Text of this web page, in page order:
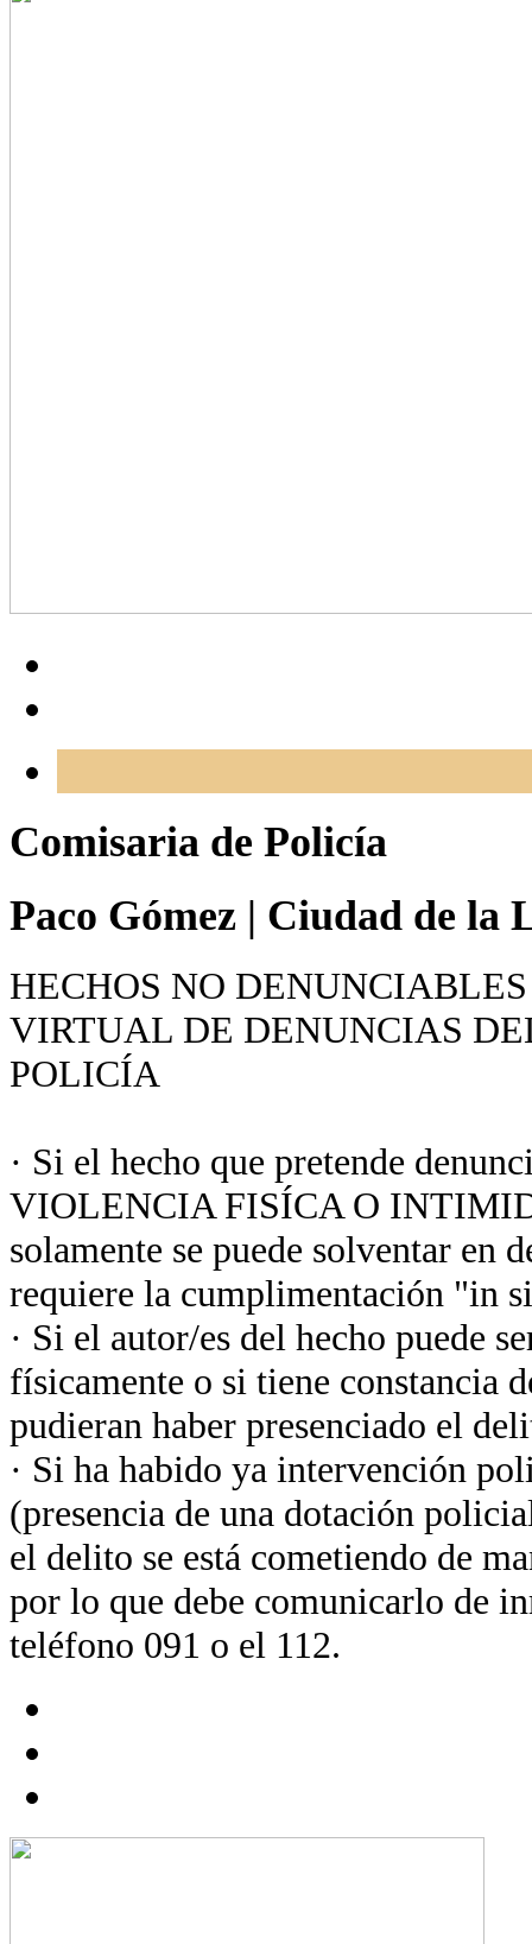
Comisaria de Policía
Paco Gómez | Ciudad de la
HECHOS NO
VIRTUAL DE DENUNCIAS
POLICÍA
· Si el hecho que pretende
VIOLENCIA FISÍCA O
solamente se puede solventar en
requiere la cumplimentación "in
· Si el autor/es del hecho puede
físicamente o si tiene constancia
pudieran haber presenciado el
· Si ha habido ya intervención
(presencia de una dotación
el delito se está cometiendo de
por lo que debe comunicarlo de
teléfono 091 o el 112.